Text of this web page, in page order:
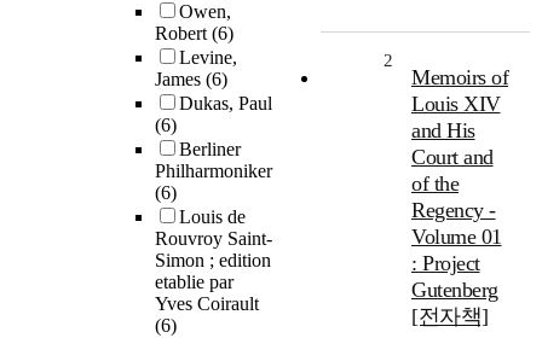
Owen,
Robert(6)
Levine,
James (6)
Dukas, Paul
(6)
Berliner
Philharmoniker
(6)
Louis de
Rouvroy Saint-
Simon ; edition
etablie par
Yves Coirault
(6)
2
Memoirs of
Louis XIV
and His
Court and
of the
Regency -
Volume 01
: Project
Gutenberg
[전자책]